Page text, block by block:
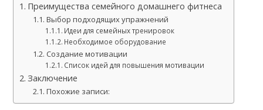
Преимущества семейного домашнего фитнеса
Выбор подходящих упражнений
Идеи для семейных тренировок
Необходимое оборудование
Создание мотивации
Список идей для повышения мотивации
Заключение
Похожие записи: